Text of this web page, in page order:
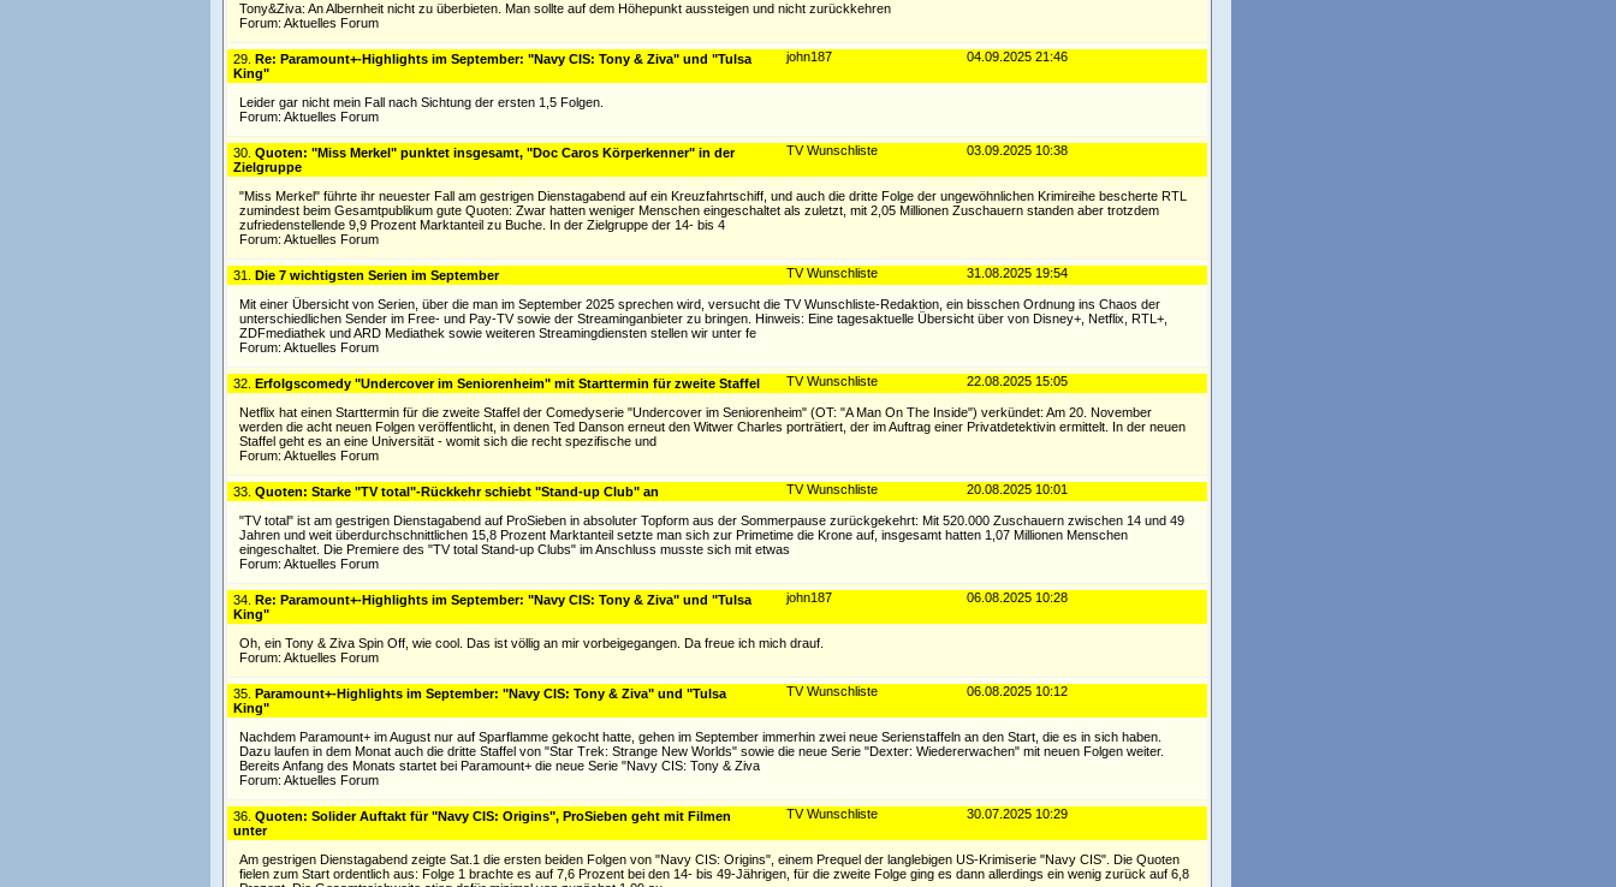
Tony&Ziva: An Albernheit nicht zu überbieten. Man sollte auf dem Höhepunkt aussteigen und nicht zurückkehren
Forum: Aktuelles Forum
04.09.2025 21:46
john187
29. Re: Paramount+-Highlights im September: "Navy CIS: Tony & Ziva" und "Tulsa
King"
Leider gar nicht mein Fall nach Sichtung der ersten 1,5 Folgen.
Forum: Aktuelles Forum
03.09.2025 10:38
TV Wunschliste
30. Quoten: "Miss Merkel" punktet insgesamt, "Doc Caros Körperkenner" in der
Zielgruppe
"Miss Merkel" führte ihr neuester Fall am gestrigen Dienstagabend auf ein Kreuzfahrtschiff, und auch die dritte Folge der ungewöhnlichen Krimireihe bescherte RTL
zumindest beim Gesamtpublikum gute Quoten: Zwar hatten weniger Menschen eingeschaltet als zuletzt, mit 2,05 Millionen Zuschauern standen aber trotzdem
zufriedenstellende 9,9 Prozent Marktanteil zu Buche. In der Zielgruppe der 14- bis 4
Forum: Aktuelles Forum
31.08.2025 19:54
TV Wunschliste
31. Die 7 wichtigsten Serien im September
Mit einer Übersicht von Serien, über die man im September 2025 sprechen wird, versucht die TV Wunschliste-Redaktion, ein bisschen Ordnung ins Chaos der
unterschiedlichen Sender im Free- und Pay-TV sowie der Streaminganbieter zu bringen. Hinweis: Eine tagesaktuelle Übersicht über von Disney+, Netflix, RTL+,
ZDFmediathek und ARD Mediathek sowie weiteren Streamingdiensten stellen wir unter fe
Forum: Aktuelles Forum
22.08.2025 15:05
TV Wunschliste
32. Erfolgscomedy "Undercover im Seniorenheim" mit Starttermin für zweite Staffel
Netflix hat einen Starttermin für die zweite Staffel der Comedyserie "Undercover im Seniorenheim" (OT: "A Man On The Inside") verkündet: Am 20. November
werden die acht neuen Folgen veröffentlicht, in denen Ted Danson erneut den Witwer Charles porträtiert, der im Auftrag einer Privatdetektivin ermittelt. In der neuen
Staffel geht es an eine Universität - womit sich die recht spezifische und
Forum: Aktuelles Forum
20.08.2025 10:01
TV Wunschliste
33. Quoten: Starke "TV total"-Rückkehr schiebt "Stand-up Club" an
"TV total" ist am gestrigen Dienstagabend auf ProSieben in absoluter Topform aus der Sommerpause zurückgekehrt: Mit 520.000 Zuschauern zwischen 14 und 49
Jahren und weit überdurchschnittlichen 15,8 Prozent Marktanteil setzte man sich zur Primetime die Krone auf, insgesamt hatten 1,07 Millionen Menschen
eingeschaltet. Die Premiere des "TV total Stand-up Clubs" im Anschluss musste sich mit etwas
Forum: Aktuelles Forum
06.08.2025 10:28
john187
34. Re: Paramount+-Highlights im September: "Navy CIS: Tony & Ziva" und "Tulsa
King"
Oh, ein Tony & Ziva Spin Off, wie cool. Das ist völlig an mir vorbeigegangen. Da freue ich mich drauf.
Forum: Aktuelles Forum
06.08.2025 10:12
TV Wunschliste
35. Paramount+-Highlights im September: "Navy CIS: Tony & Ziva" und "Tulsa
King"
Nachdem Paramount+ im August nur auf Sparflamme gekocht hatte, gehen im September immerhin zwei neue Serienstaffeln an den Start, die es in sich haben.
Dazu laufen in dem Monat auch die dritte Staffel von "Star Trek: Strange New Worlds" sowie die neue Serie "Dexter: Wiedererwachen" mit neuen Folgen weiter.
Bereits Anfang des Monats startet bei Paramount+ die neue Serie "Navy CIS: Tony & Ziva
Forum: Aktuelles Forum
30.07.2025 10:29
TV Wunschliste
36. Quoten: Solider Auftakt für "Navy CIS: Origins", ProSieben geht mit Filmen
unter
Am gestrigen Dienstagabend zeigte Sat.1 die ersten beiden Folgen von "Navy CIS: Origins", einem Prequel der langlebigen US-Krimiserie "Navy CIS". Die Quoten
fielen zum Start ordentlich aus: Folge 1 brachte es auf 7,6 Prozent bei den 14- bis 49-Jährigen, für die zweite Folge ging es dann allerdings ein wenig zurück auf 6,8